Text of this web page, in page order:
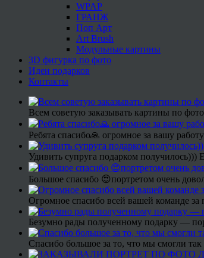
WPAP
ГРАНЖ
Поп Арт
Art Brush
Модульные картины
3D фигурка по фото
Идеи подарков
Контакты
Всем советую заказывать картины по
Ребята спасибо🙏 огромное за вашу
Удивить супруга подарком
Большое спасибо 😍портретом очень
Огромное спасибо всей вашей команде за
Безумно рады полученному подарку —
Спасибо большое за то, что мы смогли